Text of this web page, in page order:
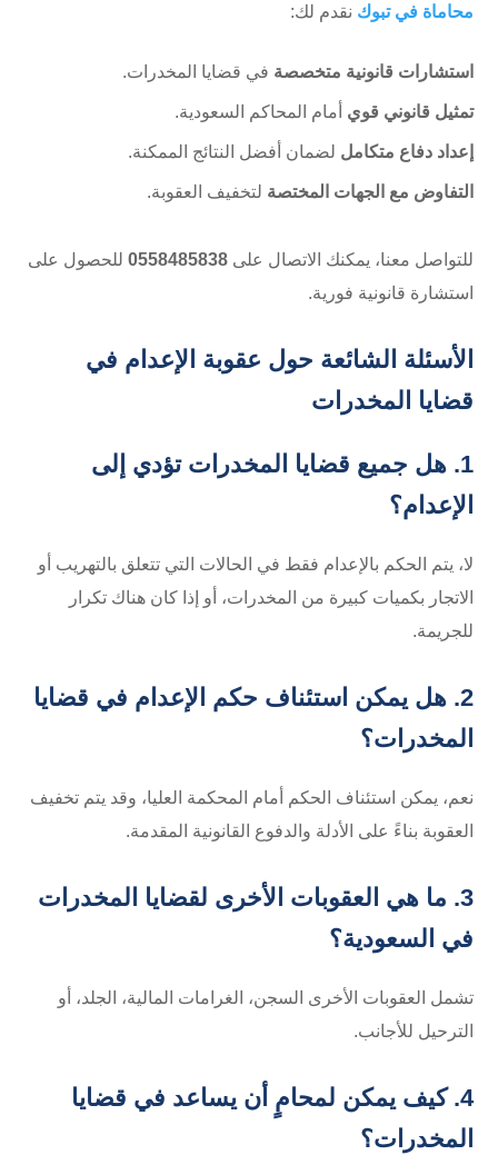
محاماة في تبوك نقدم لك:
استشارات قانونية متخصصة في قضايا المخدرات.
تمثيل قانوني قوي أمام المحاكم السعودية.
إعداد دفاع متكامل لضمان أفضل النتائج الممكنة.
التفاوض مع الجهات المختصة لتخفيف العقوبة.
للتواصل معنا، يمكنك الاتصال على0558485838 للحصول على
استشارة قانونية فورية.
الأسئلة الشائعة حول عقوبة الإعدام في
قضايا المخدرات
1. هل جميع قضايا المخدرات تؤدي إلى
الإعدام؟
لا، يتم الحكم بالإعدام فقط في الحالات التي تتعلق بالتهريب أو
الاتجار بكميات كبيرة من المخدرات، أو إذا كان هناك تكرار
للجريمة.
2. هل يمكن استئناف حكم الإعدام في قضايا
المخدرات؟
نعم، يمكن استئناف الحكم أمام المحكمة العليا، وقد يتم تخفيف
العقوبة بناءً على الأدلة والدفوع القانونية المقدمة.
3. ما هي العقوبات الأخرى لقضايا المخدرات
في السعودية؟
تشمل العقوبات الأخرى السجن، الغرامات المالية، الجلد، أو
الترحيل للأجانب.
4. كيف يمكن لمحامٍ أن يساعد في قضايا
المخدرات؟